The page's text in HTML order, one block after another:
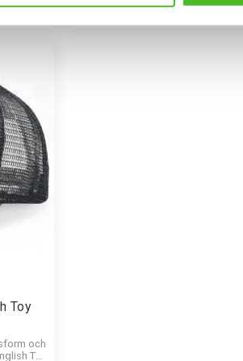
INFO
Toy
och
Toy